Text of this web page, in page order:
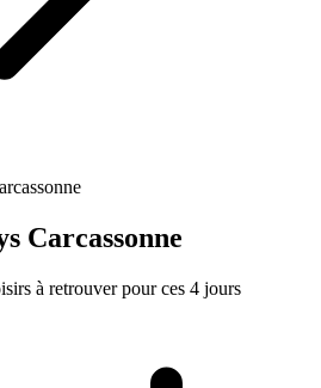
Carcassonne
à retrouver pour ces 4 jours